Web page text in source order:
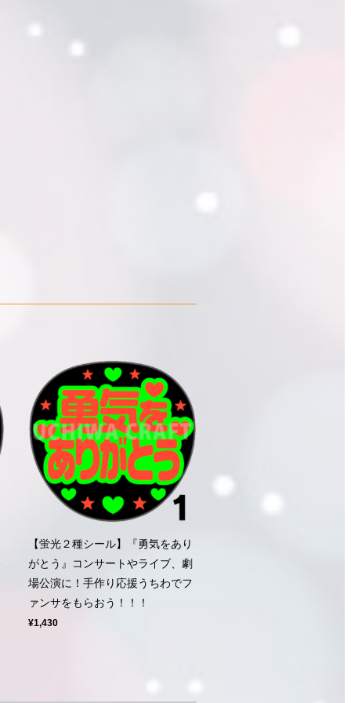
【蛍光２種シール】『勇気をあり
がとう』コンサートやライブ、劇
場公演に！手作り応援うちわでフ
ァンサをもらおう！！！
¥1,430